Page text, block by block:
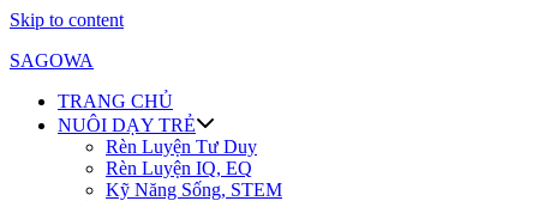
Skip to content
SAGOWA
TRANG CHỦ
NUÔI DẠY TRẺ
Rèn Luyện Tư Duy
Rèn Luyện IQ, EQ
Kỹ Năng Sống, STEM